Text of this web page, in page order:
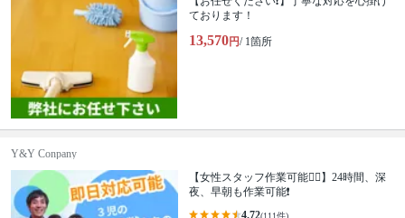
ております！
13,570円/ 1箇所
Y&Y Conpany
【女性スタッフ作業可能🙆‍♀️】24時間、深
夜、早朝も作業可能❗️